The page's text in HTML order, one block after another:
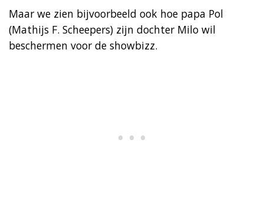
Maar we zien bijvoorbeeld ook hoe papa Pol
(Mathijs F. Scheepers) zijn dochter Milo wil
beschermen voor de showbizz.